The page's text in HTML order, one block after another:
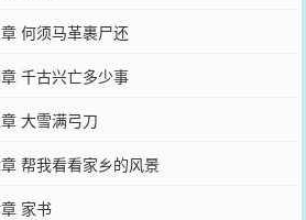
何须马革裹尸还
千古兴亡多少事
大雪满弓刀
帮我看看家乡的风景
家书